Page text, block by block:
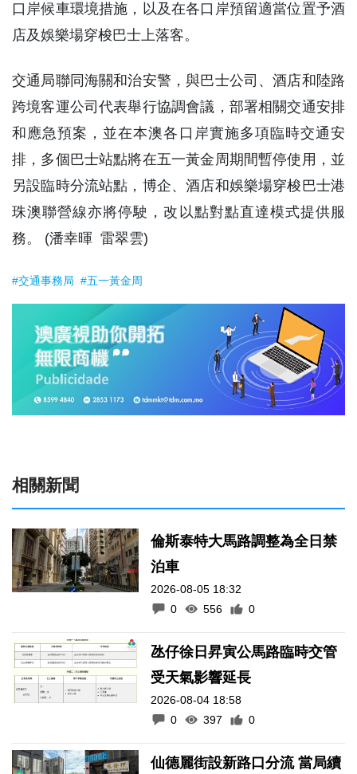
口岸候車環境措施，以及在各口岸預留適當位置予酒
店及娛樂場穿梭巴士上落客。
交通局聯同海關和治安警，與巴士公司、酒店和陸路
跨境客運公司代表舉行協調會議，部署相關交通安排
和應急預案，並在本澳各口岸實施多項臨時交通安
排，多個巴士站點將在五一黃金周期間暫停使用，並
另設臨時分流站點，博企、酒店和娛樂場穿梭巴士港
珠澳聯營線亦將停駛，改以點對點直達模式提供服
務。 (潘幸暉 雷翠雲)
#交通事務局 #五一黃金周
相關新聞
倫斯泰特大馬路調整為全日禁
泊車
2026-08-05 18:32
0
556 0
氹仔徐日昇寅公馬路臨時交管
受天氣影響延長
2026-08-04 18:58
0
397 0
仙德麗街設新路口分流 當局續